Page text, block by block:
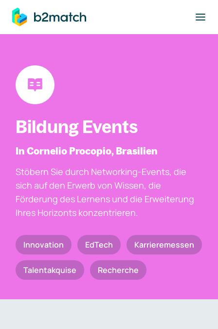
springen
Bildung Events
In Cornelio Procopio, Brasilien
Stöbern Sie durch Networking-Events, die
sich auf den Erwerb von Wissen, die
Förderung des Lernens und die Erweiterung
Ihres Horizonts konzentrieren.
Innovation EdTech Karrieremessen
Talentakquise Recherche